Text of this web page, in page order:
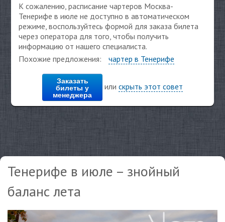
К сожалению, расписание чартеров Москва-
Тенерифе в июле не доступно в автоматическом
режиме, воспользуйтесь формой для заказа билета
через оператора для того, чтобы получить
информацию от нашего специалиста.
Похожие предложения:
чартер в Тенерифе
Заказать
билеты у
менеджера
или скрыть этот совет
Тенерифе в июле – знойный
баланс лета